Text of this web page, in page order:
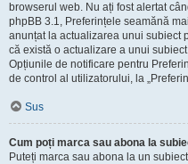
browserul web. Nu ați fost alertat
phpBB 3.1, Preferințele seamănă
anunțat la actualizarea unui subiect
că există o actualizare a unui
Opțiunile de notificare pentru
de control al utilizatorului, la
Sus
Cum poți marca sau abona la
Puteți marca sau abona la un